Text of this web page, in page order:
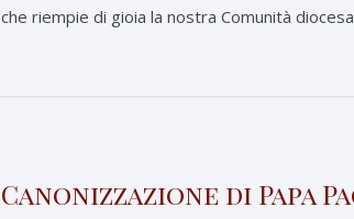
che riempie di gioia la nostra Comunità
Canonizzazione di Papa